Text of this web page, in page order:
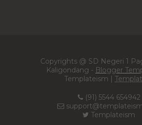
Copyrights @ SD Negeri 1
Kaligondang - Blogger
Templateism |
(91) 5544 654942
Templateism